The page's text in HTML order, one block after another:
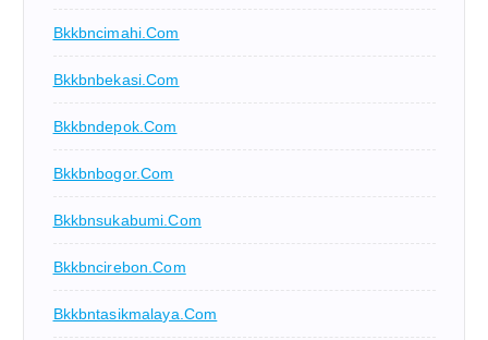
Bkkbncimahi.com
Bkkbnbekasi.com
Bkkbndepok.com
Bkkbnbogor.com
Bkkbnsukabumi.com
Bkkbncirebon.com
Bkkbntasikmalaya.com